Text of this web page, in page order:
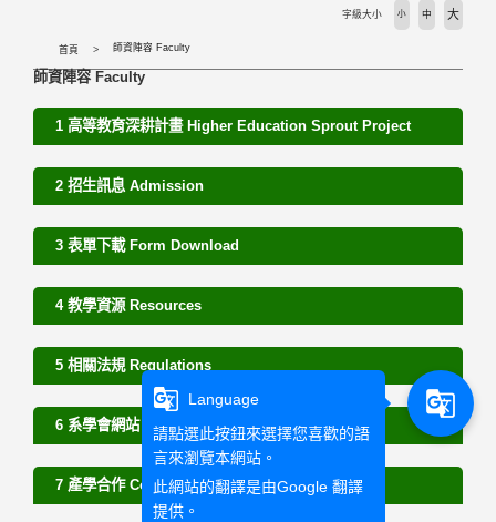
首頁 師資陣容 Faculty
字級大小 小 中 大
師資陣容 Faculty
1 高等教育深耕計畫 Higher Education Sprout Project
2 招生訊息 Admission
3 表單下載 Form Download
4 教學資源 Resources
5 相關法規 Regulations
6 系學會網站 Student Website
7 產學合作 Cooperation Project
g_translate
Language
請點選此按鈕來選擇您喜歡的語
言來瀏覽本網站。
此網站的翻譯是由Google 翻譯
提供。
g_translate